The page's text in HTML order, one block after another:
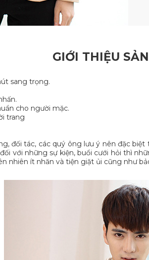
GIỚI THIỆU
sang trọng.
cho người mặc.
trang
đối tác, các quý ông lưu ý nên đặc
với những sự kiện, buổi cưới hỏi thì
nhiên ít nhăn và tiện giặt ủi cũng như